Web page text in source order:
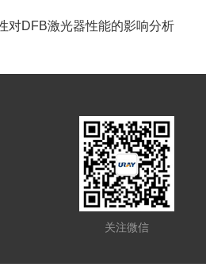
对DFB激光器性能的影响分析
关注微信